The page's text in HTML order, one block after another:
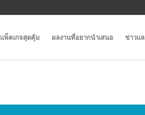
แพ็คเกจสุดคุ้ม ผลงานที่อยากนำเสนอ ข่าวแ